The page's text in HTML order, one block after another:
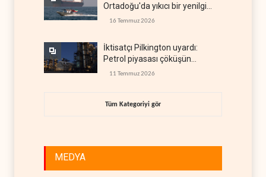
Ortadoğu'da yıkıcı bir yenilgi
aldı
16 Temmuz 2026
İktisatçı Pilkington uyardı:
Petrol piyasası çöküşün
eşiğinde
11 Temmuz 2026
Tüm Kategoriyi gör
MEDYA